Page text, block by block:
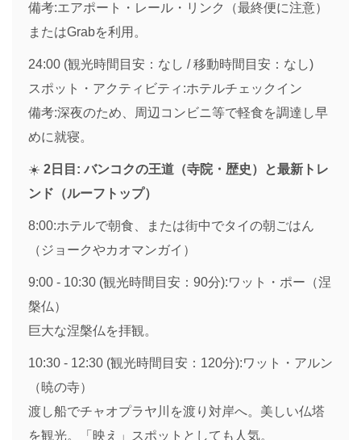
備考:エアポート・レール・リンク（最終便に注意）
またはGrabを利用。
24:00 (観光時間目安：なし / 移動時間目安：なし)
スポット・アクティビティ:ホテルチェックイン
備考:深夜のため、周辺コンビニ等で軽食を調達し早
めに就寝。
☀️ 2日目: バンコクの王道（寺院・歴史）と最新トレ
ンド（ルーフトップ）
8:00:ホテルで朝食、または街中でタイの朝ごはん
（ジョークやカオマンガイ）
9:00 - 10:30 (観光時間目安：90分):ワット・ポー（涅
槃仏）
巨大な涅槃仏を拝観。
10:30 - 12:30 (観光時間目安：120分):ワット・アルン
（暁の寺）
渡し船でチャオプラヤ川を渡り対岸へ。美しい仏塔
を観光。「映え」スポットとしても人気。